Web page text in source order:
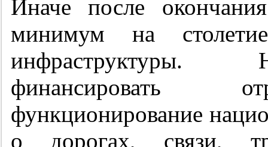
Иначе после
минимум на
инфраструктуры.
финансировать
функционирование
о дорогах, связи,